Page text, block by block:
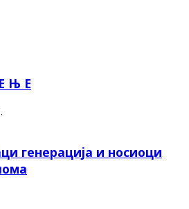
Њ Е
генерација и носиоци